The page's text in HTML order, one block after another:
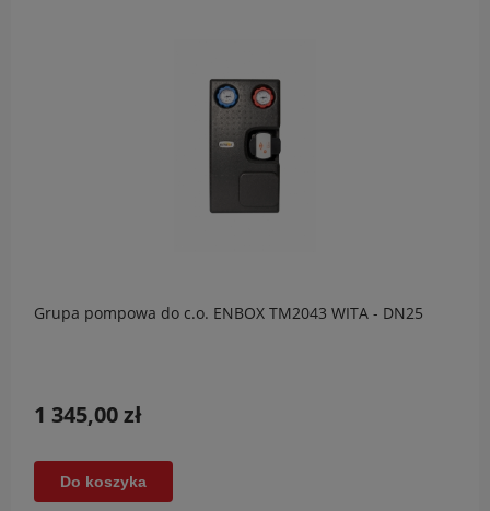
Grupa pompowa do c.o. ENBOX TM2043 WITA - DN25
1 345,00 zł
Do koszyka